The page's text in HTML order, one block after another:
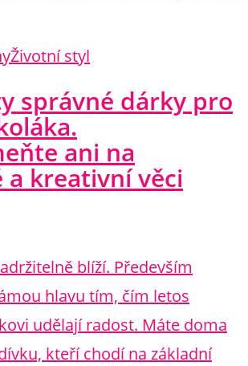
Životní styl
správné dárky pro
ani na
kreativní věci
blíží. Především
hlavu tím, čím letos
udělají radost. Máte doma
kteří chodí na základní